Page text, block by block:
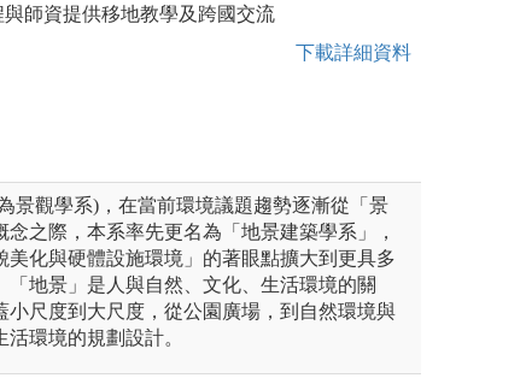
師資提供移地教學及跨國交流
下載詳細資料
景觀學系)，在當前環境議題趨勢逐漸從「景
之際，本系率先更名為「地景建築學系」，
美化與硬體設施環境」的著眼點擴大到更具多
「地景」是人與自然、文化、生活環境的關
小尺度到大尺度，從公園廣場，到自然環境與
環境的規劃設計。